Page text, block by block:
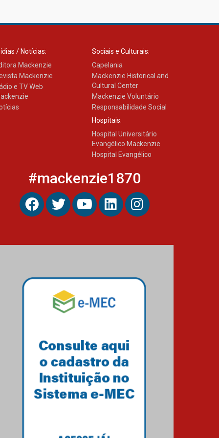
educação superior
/ Notícias:
Mackenzie
Mackenzie
e TV Web
Sociais e Culturais:
Capelania
Mackenzie Historical and
Cultural Center
Mackenzie Voluntário
Responsabilidade Social
Hospitais:
Hospital Universitário
Evangélico Mackenzie
Hospital Evangélico
#mackenzie1870